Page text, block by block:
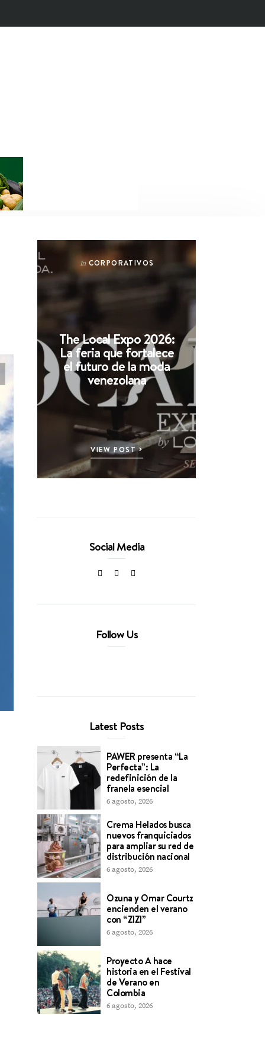
In CORPORATIVOS
The Local Expo 2026:
La feria que fortalece
el futuro de la moda
venezolana
VIEW POST
Social Media
Follow Us
Latest Posts
PAWER presenta “La
Perfecta”: La
redefinición de la
franela esencial
6 agosto, 2026
Crema Helados busca
nuevos franquiciados
para ampliar su red de
distribución nacional
6 agosto, 2026
Ozuna y Omar Courtz
encienden el verano
con “ZIZI”
6 agosto, 2026
Proyecto A hace
historia en el Festival
de Verano en
Colombia
6 agosto, 2026